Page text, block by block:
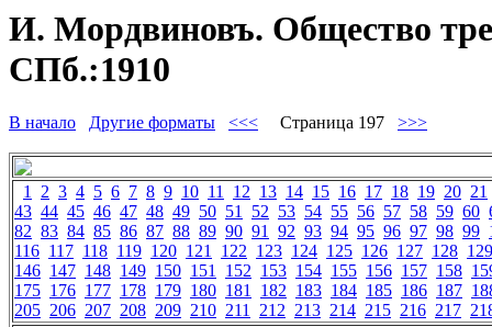
И. Мордвиновъ. Общество
СПб.:1910
В начало Другие форматы <<< Страница 197 >>>
1 2 3 4 5 6 7 8 9 10 11 12 13 14 15 16 17 18 19 20 21
43 44 45 46 47 48 49 50 51 52 53 54 55 56 57 58 59 60
82 83 84 85 86 87 88 89 90 91 92 93 94 95 96 97 98 99
116 117 118 119 120 121 122 123 124 125 126 127 128 129
146 147 148 149 150 151 152 153 154 155 156 157 158
175 176 177 178 179 180 181 182 183 184 185 186 187
205 206 207 208 209 210 211 212 213 214 215 216 217